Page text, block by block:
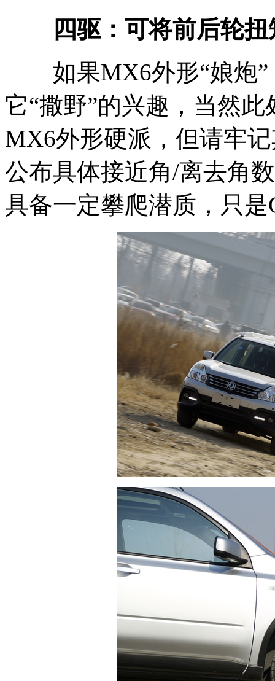
四驱：可将前后轮扭
如果MX6外形“娘炮”
它“撒野”的兴趣，当然
MX6外形硬派，但请牢
公布具体接近角/离去角
具备一定攀爬潜质，只